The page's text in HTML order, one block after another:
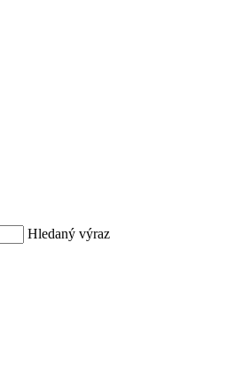
Hledaný výraz